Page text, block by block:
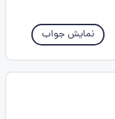
نمایش جواب